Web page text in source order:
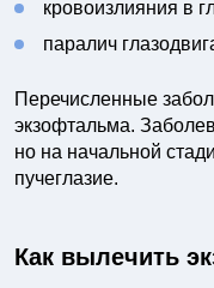
кровоизлияния в
паралич
Перечисленные
экзофтальма.
но на начальной
пучеглазие.
Как вылечить